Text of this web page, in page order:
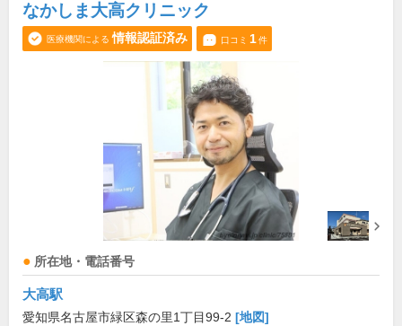
なかしま大高クリニック
医療機関による 情報認証済み 口コミ 1件
所在地・電話番号
大高駅
愛知県名古屋市緑区森の里1丁目99-2 [地図]